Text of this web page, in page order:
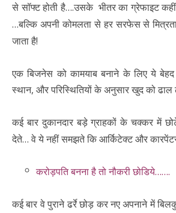
से सॉफ्ट होती है….उसके भीतर का ग्रेफाइट
…बल्कि अपनी कोमलता से हर सरफेस से
जाता है!
एक बिजनेस को कामयाब बनाने के लिए ये
स्थान, और परिस्थितियों के अनुसार खुद को ढाल
कई बार दुकानदार बड़े ग्राहकों के चक्कर में
देते… वे ये नहीं समझते कि आर्किटेक्ट और
करोड़पति बनना है तो नौकरी छोडिये…….
कई बार वे पुराने ढर्रे छोड़ कर नए अपनाने में